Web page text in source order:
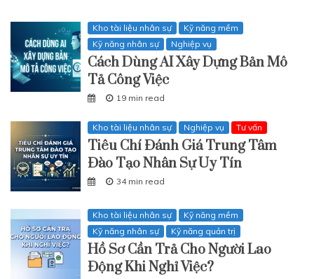
Kho tài liệu nhân sự
Kỹ năng mềm
Kỹ năng nhân sự
Nghiệp vụ
Cách Dùng AI Xây Dựng Bản Mô
Tả Công Việc
19 min read
Kho tài liệu nhân sự Nghiệp vụ Tư vấn
Tiêu Chí Đánh Giá Trung Tâm
Đào Tạo Nhân Sự Uy Tín
34 min read
Kho tài liệu nhân sự
Kỹ năng mềm
Kỹ năng nhân sự
Kỹ năng quản trị
Hồ Sơ Cần Trả Cho Người Lao
Động Khi Nghỉ Việc?